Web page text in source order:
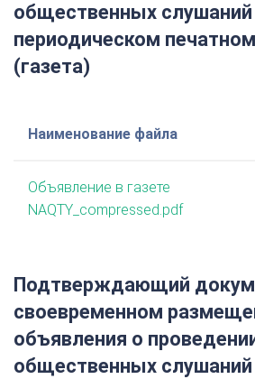
общественных слушаний
периодическом
(газета)
Наименование файла
Объявление в газете
NAQTY_compressed.pdf
Подтверждающий
своевременном
объявления о
общественных